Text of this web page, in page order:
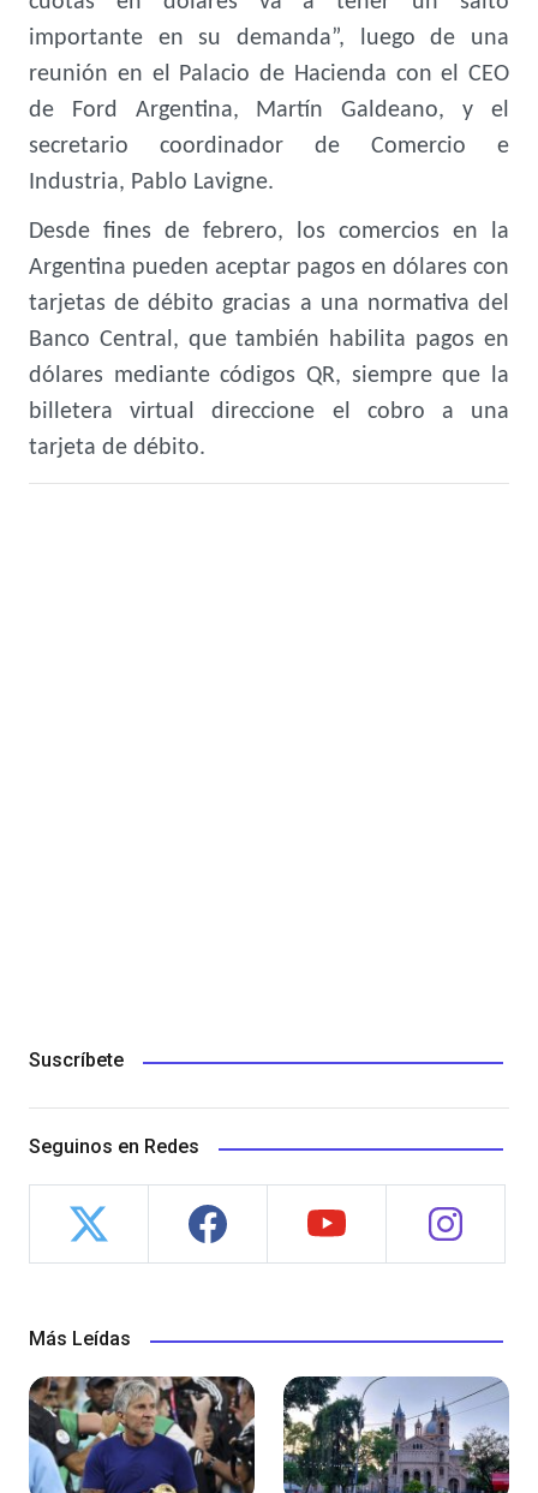
importante en su demanda”, luego de una
reunión en el Palacio de Hacienda con el CEO
de Ford Argentina, Martín Galdeano, y el
secretario coordinador de Comercio e
Industria, Pablo Lavigne.
Desde fines de febrero, los comercios en la
Argentina pueden aceptar pagos en dólares con
tarjetas de débito gracias a una normativa del
Banco Central, que también habilita pagos en
dólares mediante códigos QR, siempre que la
billetera virtual direccione el cobro a una
tarjeta de débito.
Suscríbete
Seguinos en Redes
Más Leídas